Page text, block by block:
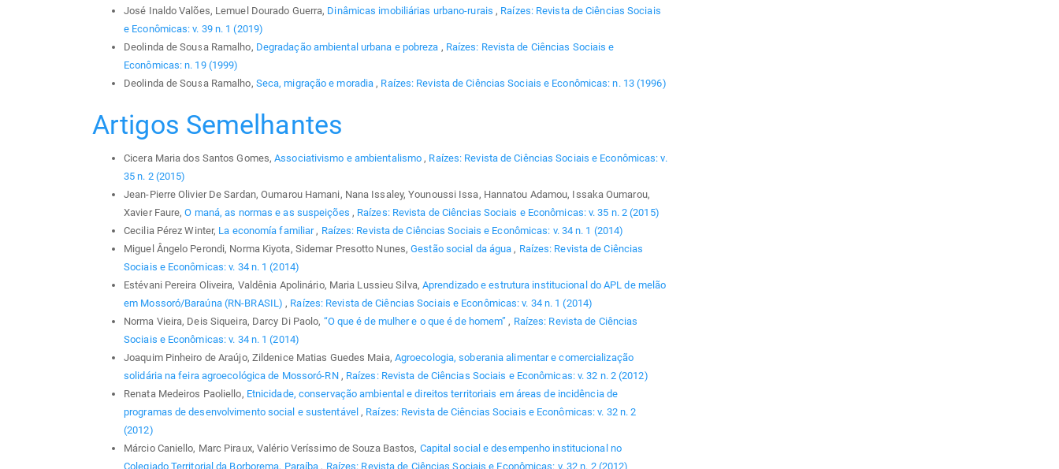
José Inaldo Valões, Lemuel Dourado Guerra, Dinâmicas imobiliárias urbano-rurais, Raízes: Revista de Ciências Sociais
e Econômicas: v. 39 n. 1 (2019)
Deolinda de Sousa Ramalho, Degradação ambiental urbana e pobreza , Raízes: Revista de Ciências Sociais e
Econômicas: n. 19 (1999)
Deolinda de Sousa Ramalho, Seca, migração e moradia, Raízes: Revista de Ciências Sociais e Econômicas: n. 13 (1996)
Artigos Semelhantes
Cicera Maria dos Santos Gomes,Associativismo e ambientalismo , Raízes: Revista de Ciências Sociais e Econômicas: v.
35 n. 2 (2015)
Jean-Pierre Olivier De Sardan, Oumarou Hamani, Nana Issaley, Younoussi Issa, Hannatou Adamou, Issaka Oumarou,
Xavier Faure,O maná, as normas e as suspeições , Raízes: Revista de Ciências Sociais e Econômicas: v. 35 n. 2 (2015)
Cecilia Pérez Winter, La economía familiar , Raízes: Revista de Ciências Sociais e Econômicas: v. 34 n. 1 (2014)
Miguel Ângelo Perondi, Norma Kiyota, Sidemar Presotto Nunes,Gestão social da água , Raízes: Revista de Ciências
Sociais e Econômicas: v. 34 n. 1 (2014)
Estévani Pereira Oliveira, Valdênia Apolinário, Maria Lussieu Silva, Aprendizado e estrutura institucional do APL de melão
em Mossoró/Baraúna (RN-BRASIL) , Raízes: Revista de Ciências Sociais e Econômicas: v. 34 n. 1 (2014)
Norma Vieira, Deis Siqueira, Darcy Di Paolo, “O que é de mulher e o que é de homem” , Raízes: Revista de Ciências
Sociais e Econômicas: v. 34 n. 1 (2014)
Joaquim Pinheiro de Araújo, Zildenice Matias Guedes Maia, Agroecologia, soberania alimentar e comercialização
solidária na feira agroecológica de Mossoró-RN , Raízes: Revista de Ciências Sociais e Econômicas: v. 32 n. 2 (2012)
Renata Medeiros Paoliello, Etnicidade, conservação ambiental e direitos territoriais em áreas de incidência de
programas de desenvolvimento social e sustentável , Raízes: Revista de Ciências Sociais e Econômicas: v. 32 n. 2
(2012)
Márcio Caniello, Marc Piraux, Valério Veríssimo de Souza Bastos, Capital social e desempenho institucional no
Colegiado Territorial da Borborema, Paraíba , Raízes: Revista de Ciências Sociais e Econômicas: v. 32 n. 2 (2012)